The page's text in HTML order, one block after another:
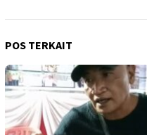
POS TERKAIT